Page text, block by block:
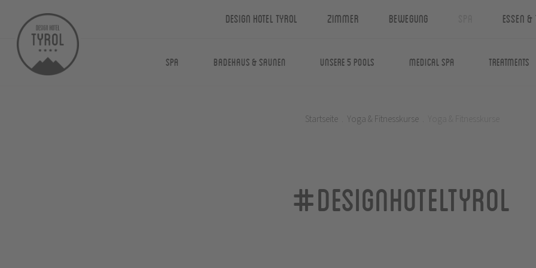
Design Hotel Tyrol Zimmer Bewegung Essen
Spa Badehaus & Saunen Unsere 5 Pools Medical Spa Treatments
Startseite Yoga & Fitnesskurse
#designhoteltyrol